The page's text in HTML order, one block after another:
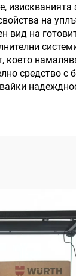
на
вид на
което
средство с